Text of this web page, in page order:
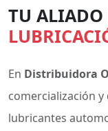
TU ALIADO
En Distribuidora
comercialización
lubricantes